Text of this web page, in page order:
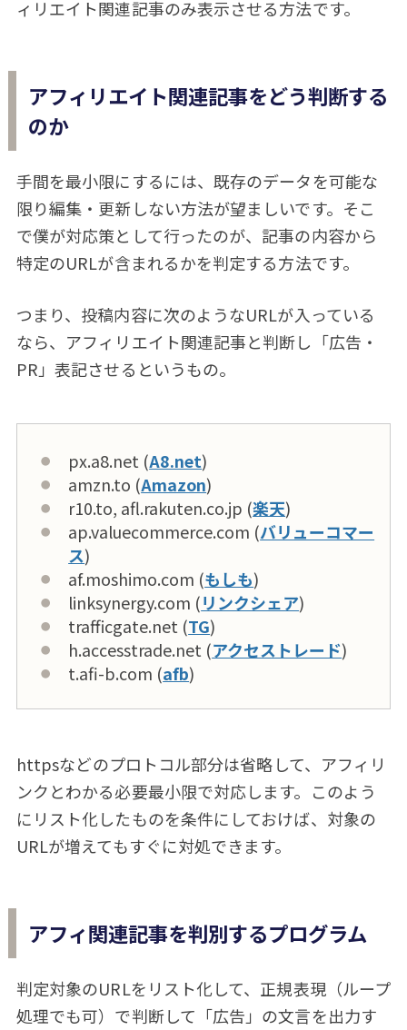
ィリエイト関連記事のみ表示させる方法です。
アフィリエイト関連記事をどう判断する
のか
手間を最小限にするには、既存のデータを可能な
限り編集・更新しない方法が望ましいです。そこ
で僕が対応策として行ったのが、記事の内容から
特定のURLが含まれるかを判定する方法です。
つまり、投稿内容に次のようなURLが入っている
なら、アフィリエイト関連記事と判断し「広告・
PR」表記させるというもの。
px.a8.net (A8.net)
amzn.to (Amazon)
r10.to, afl.rakuten.co.jp (楽天)
ap.valuecommerce.com (バリューコマー
ス)
af.moshimo.com (もしも)
linksynergy.com (リンクシェア)
trafficgate.net (TG)
h.accesstrade.net (アクセストレード)
t.afi-b.com (afb)
httpsなどのプロトコル部分は省略して、アフィリ
ンクとわかる必要最小限で対応します。このよう
にリスト化したものを条件にしておけば、対象の
URLが増えてもすぐに対処できます。
アフィ関連記事を判別するプログラム
判定対象のURLをリスト化して、正規表現（ループ
処理でも可）で判断して「広告」の文言を出力す